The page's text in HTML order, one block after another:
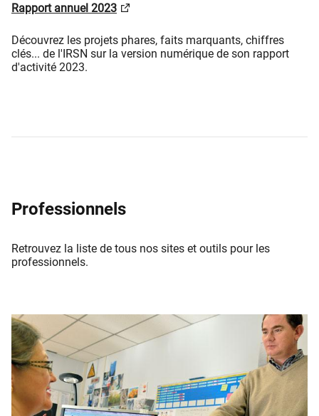
Rapport annuel 2023
Découvrez les projets phares, faits marquants, chiffres
clés... de l'IRSN sur la version numérique de son rapport
d'activité 2023.
Professionnels
Retrouvez la liste de tous nos sites et outils pour les
professionnels.